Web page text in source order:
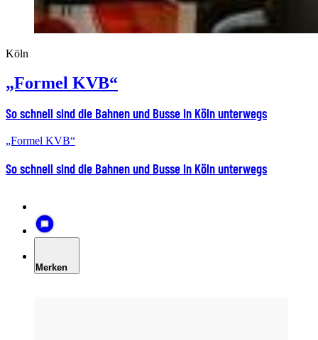
Köln
„Formel KVB“
So schnell sind die Bahnen und Busse in Köln unterwegs
„Formel KVB“
So schnell sind die Bahnen und Busse in Köln unterwegs
Merken